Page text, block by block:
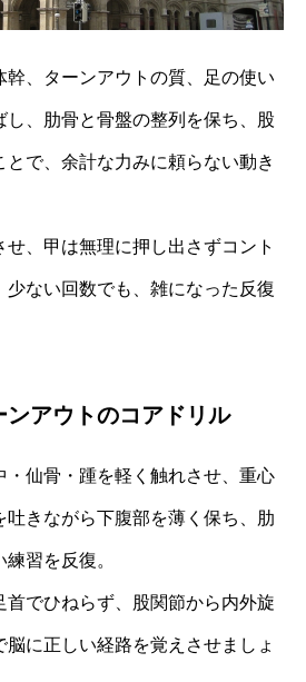
幹、ターンアウトの質、足の使い
し、肋骨と骨盤の整列を保ち、股
とで、余計な力みに頼らない動き
せ、甲は無理に押し出さずコント
少ない回数でも、雑になった反復
アウトのコアドリル
・仙骨・踵を軽く触れさせ、重心
吐きながら下腹部を薄く保ち、肋
習を反復。
首でひねらず、股関節から内外旋
脳に正しい経路を覚えさせましょ